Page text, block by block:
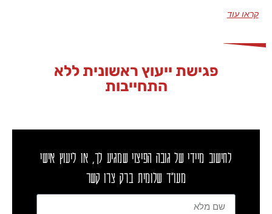
קראו עוד
פגישת ייעוץ ראשונית ללא
התחייבות
לחישוב מיידי של גובה הפיצוי שמגיע לך, או ליעוץ אישי
מעו"ד שלומית ברק צרו קשר